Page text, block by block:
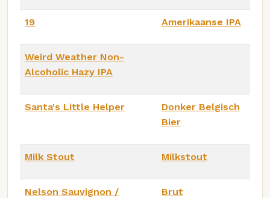
19 Amerikaanse IPA
Weird Weather Non-
Alcoholic Hazy IPA
Santa's Little Helper
Donker Belgisch
Bier
Milk Stout Milkstout
Nelson Sauvignon /
Brut